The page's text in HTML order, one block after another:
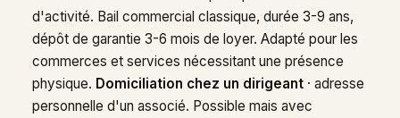
d'activité. Bail commercial classique, durée 3-9 ans,
dépôt de garantie 3-6 mois de loyer. Adapté pour les
commerces et services nécessitant une présence
physique. Domiciliation chez un dirigeant · adresse
personnelle d'un associé. Possible mais avec